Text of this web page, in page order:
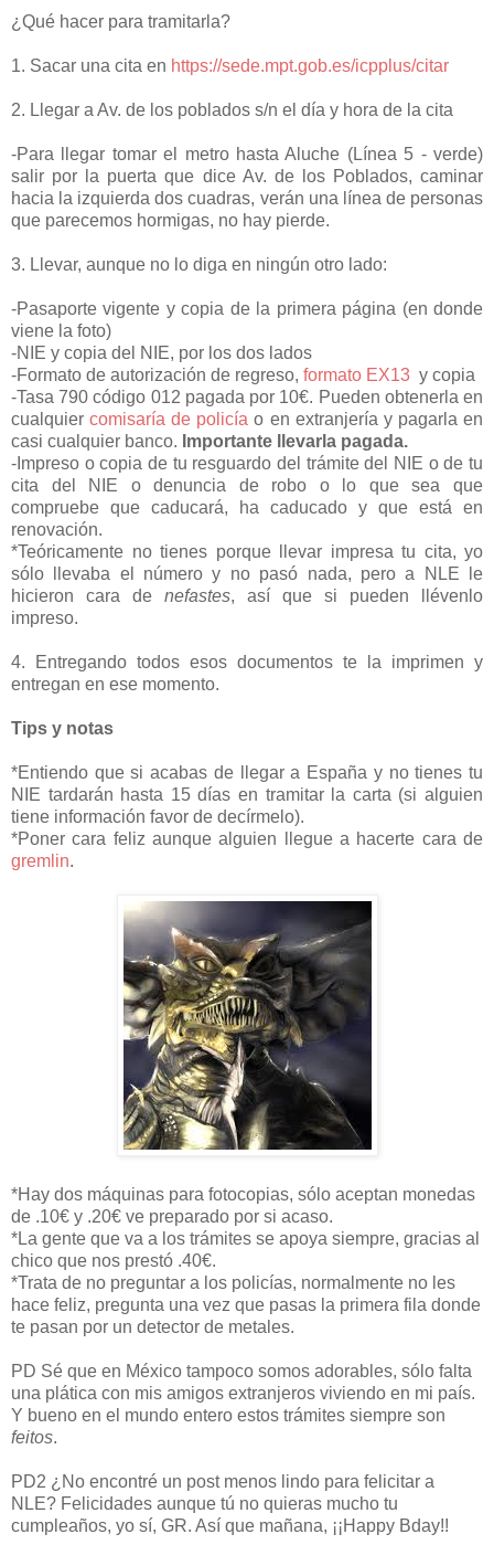
¿Qué hacer para tramitarla?
1. Sacar una cita en https://sede.mpt.gob.es/icpplus/citar
2. Llegar a Av. de los poblados s/n el día y hora de la cita
-Para llegar tomar el metro hasta Aluche (Línea 5 - verde)
salir por la puerta que dice Av. de los Poblados, caminar
hacia la izquierda dos cuadras, verán una línea de personas
que parecemos hormigas, no hay pierde.
3. Llevar, aunque no lo diga en ningún otro lado:
-Pasaporte vigente y copia de la primera página (en donde
viene la foto)
-NIE y copia del NIE, por los dos lados
-Formato de autorización de regreso, formato EX13 y copia
-Tasa 790 código 012 pagada por 10€. Pueden obtenerla en
cualquiercomisaría de policía o en extranjería y pagarla en
casi cualquier banco. Importante llevarla pagada.
-Impreso o copia de tu resguardo del trámite del NIE o de tu
cita del NIE o denuncia de robo o lo que sea que
compruebe que caducará, ha caducado y que está en
renovación.
*Teóricamente no tienes porque llevar impresa tu cita, yo
sólo llevaba el número y no pasó nada, pero a NLE le
hicieron cara de nefastes, así que si pueden llévenlo
impreso.
4. Entregando todos esos documentos te la imprimen y
entregan en ese momento.
Tips y notas
*Entiendo que si acabas de llegar a España y no tienes tu
NIE tardarán hasta 15 días en tramitar la carta (si alguien
tiene información favor de decírmelo).
*Poner cara feliz aunque alguien llegue a hacerte cara de
gremlin.
*Hay dos máquinas para fotocopias, sólo aceptan monedas
de .10€ y .20€ ve preparado por si acaso.
*La gente que va a los trámites se apoya siempre, gracias al
chico que nos prestó .40€.
*Trata de no preguntar a los policías, normalmente no les
hace feliz, pregunta una vez que pasas la primera fila donde
te pasan por un detector de metales.
PD Sé que en México tampoco somos adorables, sólo falta
una plática con mis amigos extranjeros viviendo en mi país.
Y bueno en el mundo entero estos trámites siempre son
feitos.
PD2 ¿No encontré un post menos lindo para felicitar a
NLE? Felicidades aunque tú no quieras mucho tu
cumpleaños, yo sí, GR. Así que mañana, ¡¡Happy Bday!!